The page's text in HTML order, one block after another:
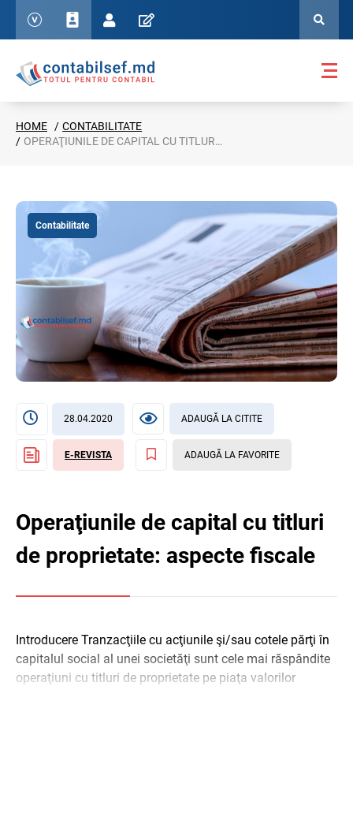
HOME
CONTABILITATE
OPERAŢIUNILE DE CAPITAL CU TITLURI DE PROPRIETATE: ASPECTE FISCALE
Contabilitate
28.04.2020 ADAUGĂ LA CITITE
E-REVISTA ADAUGĂ LA FAVORITE
Operaţiunile de capital cu titluri
de proprietate: aspecte fiscale
Introducere Tranzacţiile cu acţiunile şi/sau cotele părţi în
capitalul social al unei societăţi sunt cele mai răspândite
operaţiuni cu titluri de proprietate pe piaţa valorilor